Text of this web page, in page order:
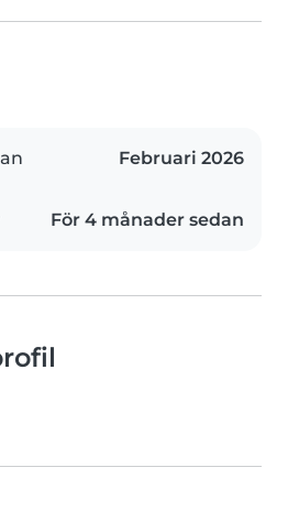
Februari 2026
För 4 månader sedan